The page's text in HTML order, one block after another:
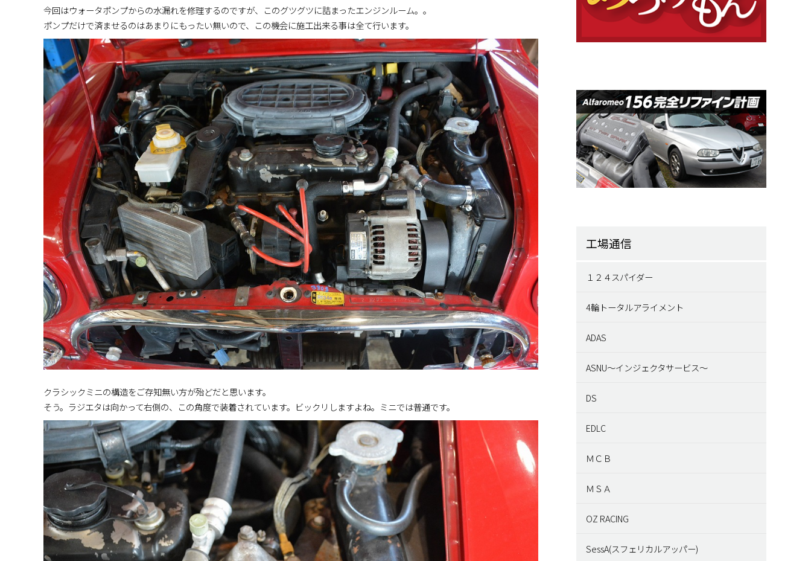
今回はウォータポンプからの水漏れを修理するのですが、このグツグツに詰まったエンジンルーム。。
ポンプだけで済ませるのはあまりにもったい無いので、この機会に施工出来る事は全て行います。
クラシックミニの構造をご存知無い方が殆どだと思います。
そう。ラジエタは向かって右側の、この角度で装着されています。ビックリしますよね。ミニでは普通です。
工場通信
１２４スパイダー
4輪トータルアライメント
ADAS
ASNU～インジェクタサービス～
DS
EDLC
ＭＣＢ
ＭＳＡ
OZ RACING
SessA(スフェリカルアッパー)